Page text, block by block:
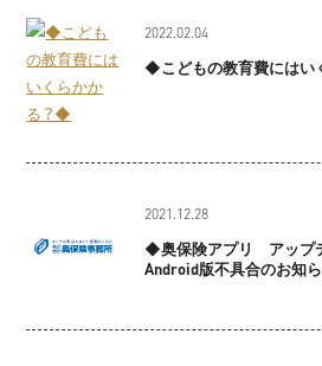
2022.02.04
◆こどもの教育費にはい
2021.12.28
◆奥保険アプリ アップ
Android版不具合のお知